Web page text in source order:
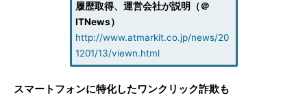
履歴取得、運営会社が説明（＠
ITNews）
http://www.atmarkit.co.jp/news/20
1201/13/viewn.html
スマートフォンに特化したワンクリック詐欺も